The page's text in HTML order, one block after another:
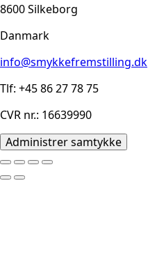
8600 Silkeborg
Danmark
info@smykkefremstilling.dk
Tlf: +45 86 27 78 75
CVR nr.: 16639990
Administrer samtykke